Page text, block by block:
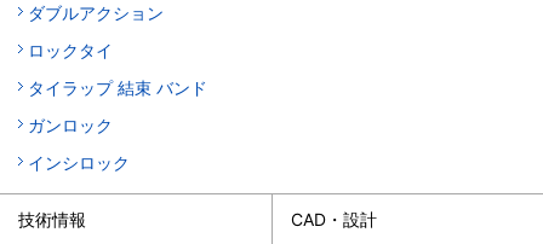
ダブルアクション
ロックタイ
タイラップ 結束 バンド
ガンロック
インシロック
技術情報 CAD・設計